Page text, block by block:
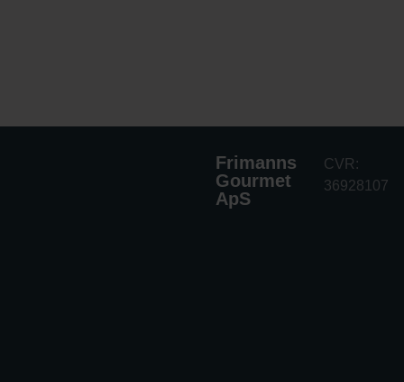
Frimanns
Gourmet
ApS
CVR:
36928107